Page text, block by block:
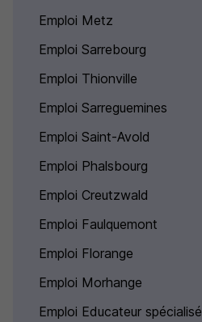
Emploi Metz
Emploi Sarrebourg
Emploi Thionville
Emploi Sarreguemines
Emploi Saint-Avold
Emploi Phalsbourg
Emploi Creutzwald
Emploi Faulquemont
Emploi Florange
Emploi Morhange
Emploi Educateur spécialisé